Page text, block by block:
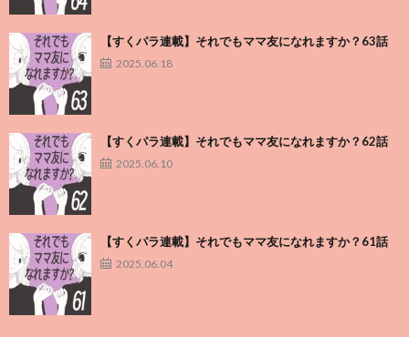
【すくパラ連載】それでもママ友になれますか？63話
2025.06.18
【すくパラ連載】それでもママ友になれますか？62話
2025.06.10
【すくパラ連載】それでもママ友になれますか？61話
2025.06.04